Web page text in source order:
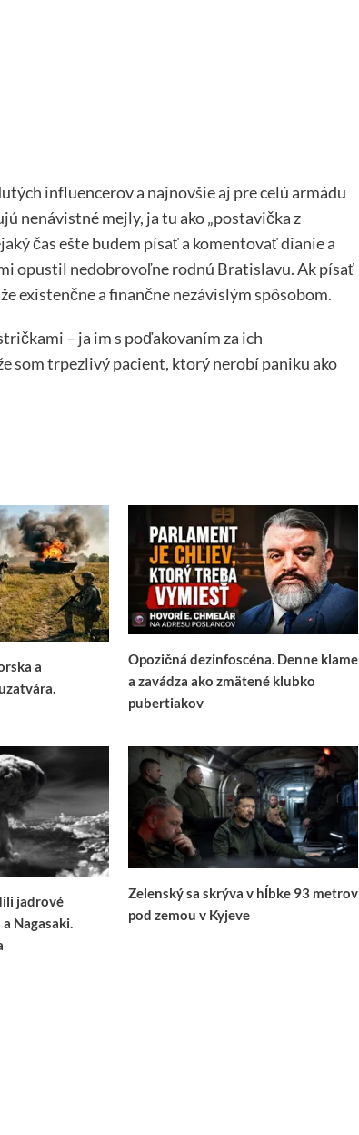
influencerov a najnovšie aj pre celú armádu
nenávistné mejly, ja tu ako „postavička z
čas ešte budem písať a komentovať dianie a
opustil nedobrovoľne rodnú Bratislavu. Ak písať
existenčne a finančne nezávislým spôsobom.
– ja im s poďakovaním za ich
som trpezlivý pacient, ktorý nerobí paniku ako
a
Opozičná dezinfoscéna. Denne klame
a zavádza ako zmätené klubko
pubertiakov
jadrové
Nagasaki.
Zelenský sa skrýva v hĺbke 93 metrov
pod zemou v Kyjeve